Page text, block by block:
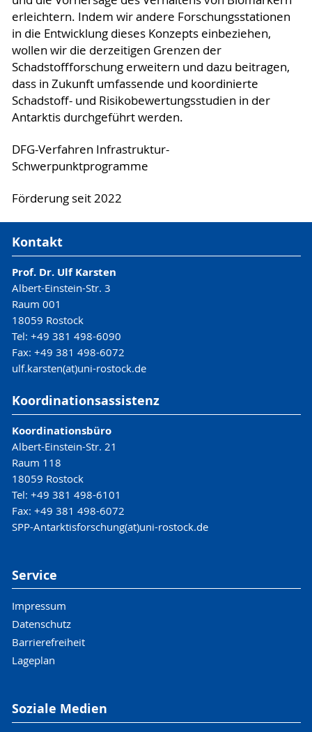
erleichtern. Indem wir andere Forschungsstationen
in die Entwicklung dieses Konzepts einbeziehen,
wollen wir die derzeitigen Grenzen der
Schadstoffforschung erweitern und dazu beitragen,
dass in Zukunft umfassende und koordinierte
Schadstoff- und Risikobewertungsstudien in der
Antarktis durchgeführt werden.
DFG-Verfahren Infrastruktur-
Schwerpunktprogramme
Förderung seit 2022
Kontakt
Prof. Dr. Ulf Karsten
Albert-Einstein-Str. 3
Raum 001
18059 Rostock
Tel: +49 381 498-6090
Fax: +49 381 498-6072
ulf.karsten(at)uni-rostock.de
Koordinationsassistenz
Koordinationsbüro
Albert-Einstein-Str. 21
Raum 118
18059 Rostock
Tel: +49 381 498-6101
Fax: +49 381 498-6072
SPP-Antarktisforschung(at)uni-rostock.de
Service
Impressum
Datenschutz
Barrierefreiheit
Lageplan
Soziale Medien